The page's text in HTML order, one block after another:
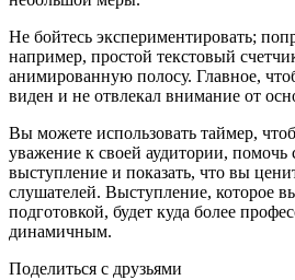
Не бойтесь экспериментировать;
например, простой текстовый
анимированную полосу. Главное,
виден и не отвлекал внимание от
Вы можете использовать таймер,
уважение к своей аудитории, помочь
выступление и показать, что вы
слушателей. Выступление, которое
подготовкой, будет куда более
динамичным.
Поделиться с друзьями